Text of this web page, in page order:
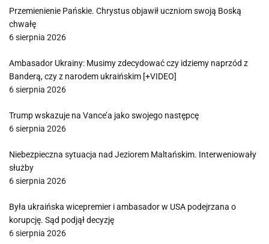
Przemienienie Pańskie. Chrystus objawił uczniom swoją Boską
chwałę
6 sierpnia 2026
Ambasador Ukrainy: Musimy zdecydować czy idziemy naprzód z
Banderą, czy z narodem ukraińskim [+VIDEO]
6 sierpnia 2026
Trump wskazuje na Vance’a jako swojego następcę
6 sierpnia 2026
Niebezpieczna sytuacja nad Jeziorem Maltańskim. Interweniowały
służby
6 sierpnia 2026
Była ukraińska wicepremier i ambasador w USA podejrzana o
korupcję. Sąd podjął decyzję
6 sierpnia 2026